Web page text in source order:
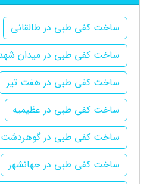
ساخت کفی طبی در طالقانی
ساخت کفی طبی در میدان
ساخت کفی طبی در هفت تیر
ساخت کفی طبی در عظیمیه
ساخت کفی طبی در گوهردشت
ساخت کفی طبی در جهانشهر